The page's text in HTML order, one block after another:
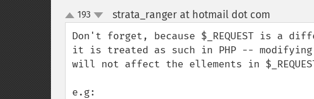
up
down
193 strata_ranger at hotmail dot com
Don't forget, because $_REQUEST is a
it is treated as such in PHP -- modifying
will not affect the ellements in
e.g: